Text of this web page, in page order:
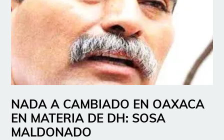
NADA A CAMBIADO EN OAXACA
EN MATERIA DE DH: SOSA
MALDONADO